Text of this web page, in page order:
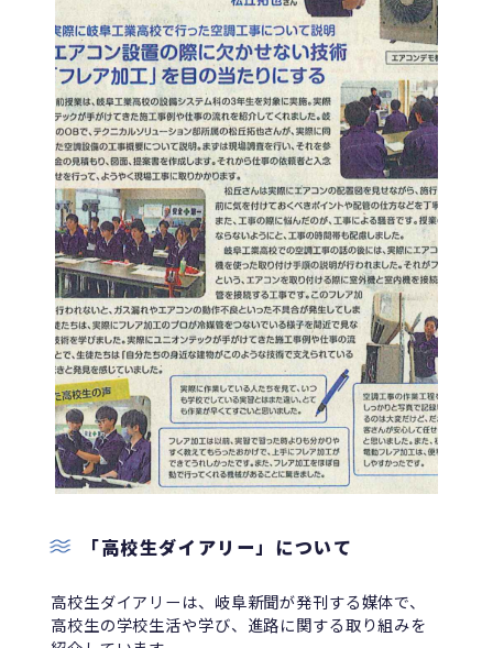
「高校生ダイアリー」について
高校生ダイアリーは、岐阜新聞が発刊する媒体で、
高校生の学校生活や学び、進路に関する取り組みを